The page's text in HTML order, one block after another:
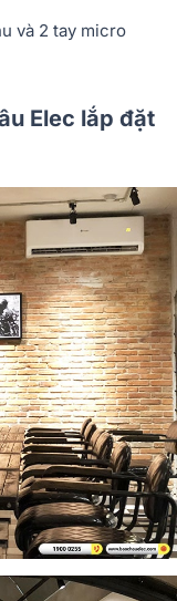
và 2 tay micro
Elec lắp đặt